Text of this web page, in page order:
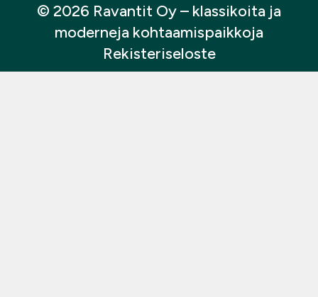
© 2026 Ravantit Oy– klassikoita ja
moderneja kohtaamispaikkoja
Rekisteriseloste